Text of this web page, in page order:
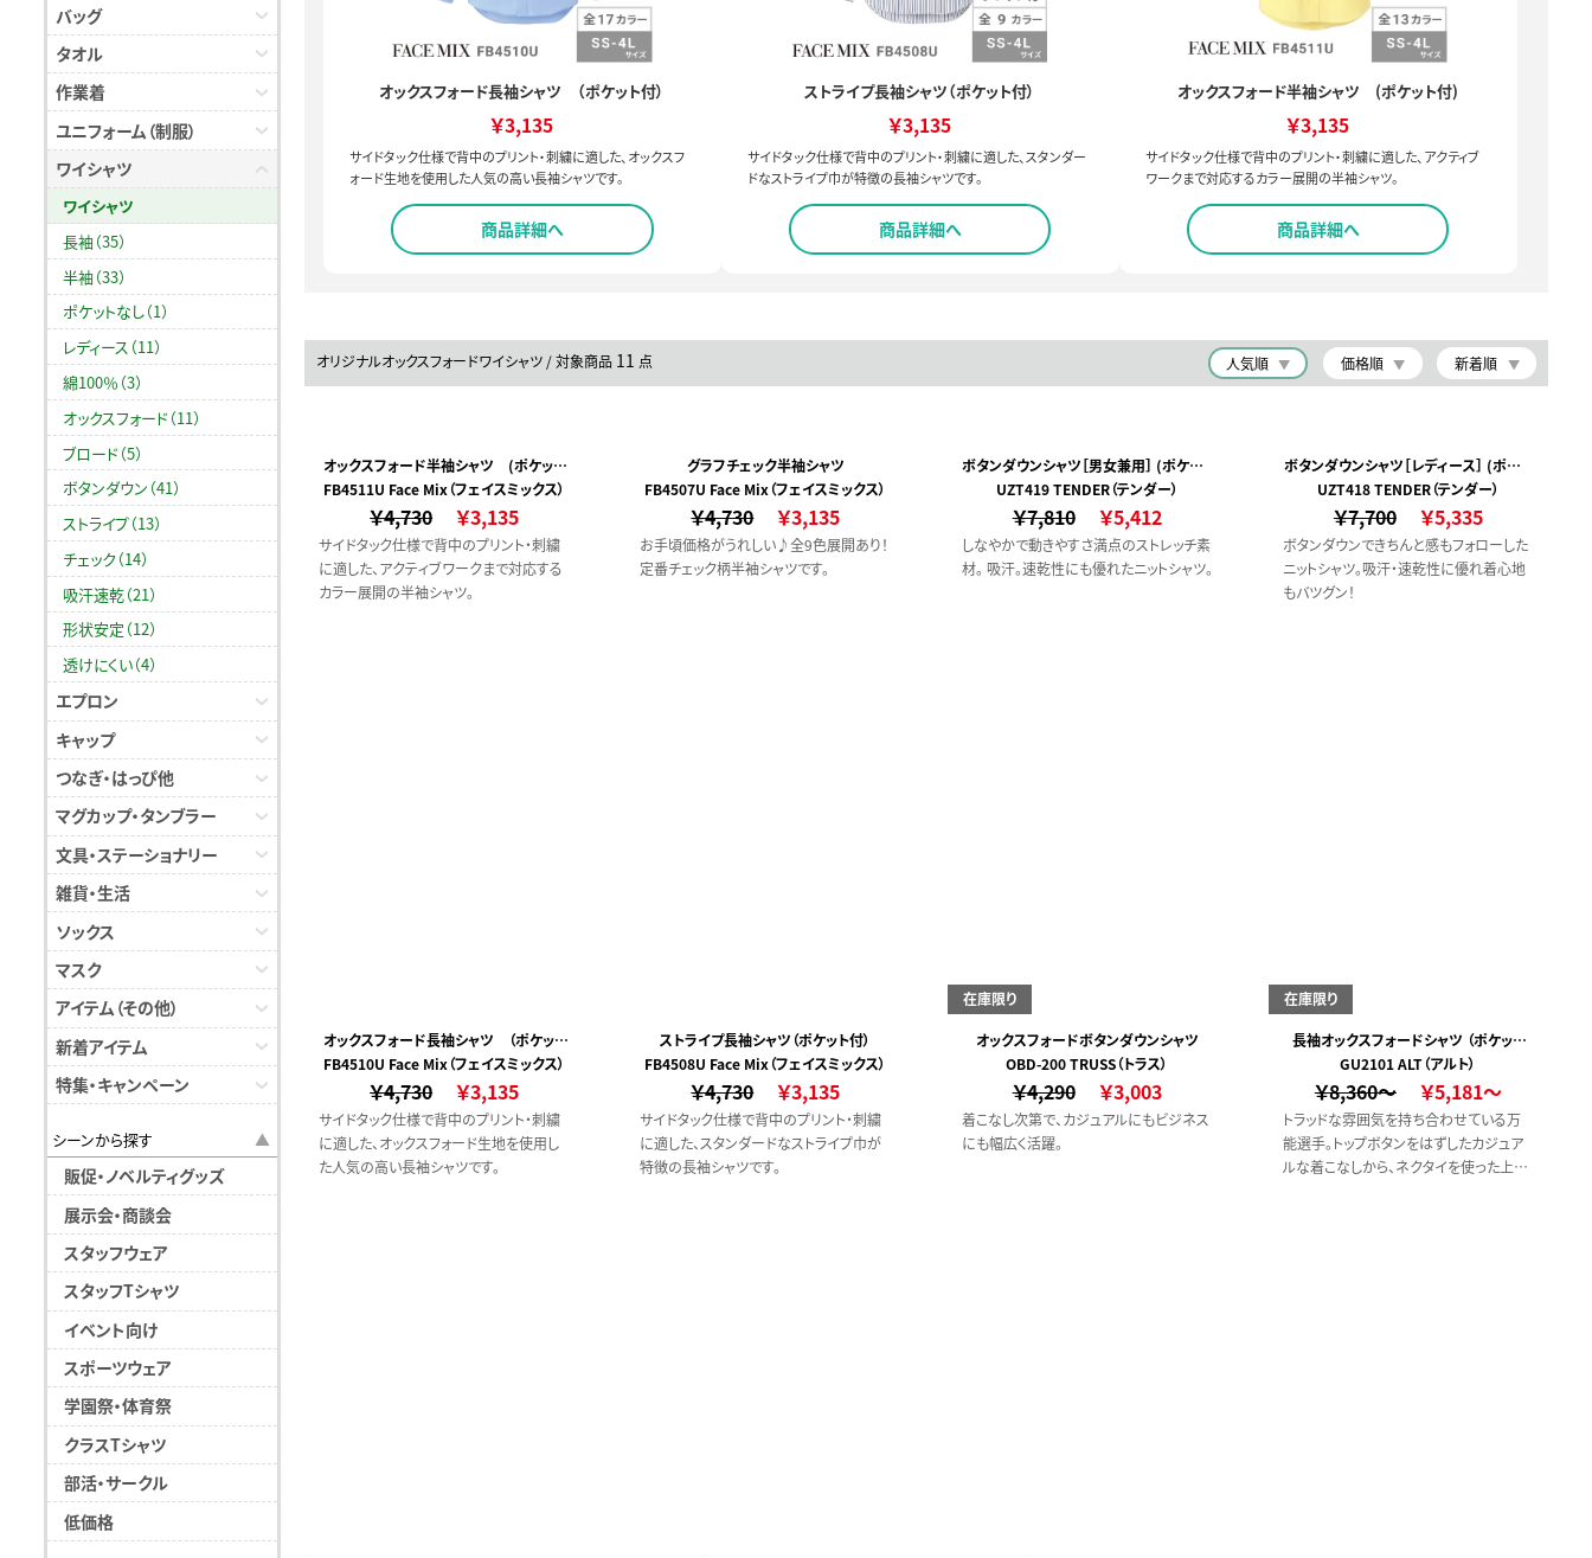
バッグ
タオル
作業着
ユニフォーム（制服）
ワイシャツ
ワイシャツ
長袖（35）
半袖（33）
ポケットなし（1）
レディース（11）
綿100％（3）
オックスフォード（11）
ブロード（5）
ボタンダウン（41）
ストライプ（13）
チェック（14）
吸汗速乾（21）
形状安定（12）
透けにくい（4）
エプロン
キャップ
つなぎ・はっぴ他
マグカップ・タンブラー
文具・ステーショナリー
雑貨・生活
ソックス
マスク
アイテム（その他）
新着アイテム
特集・キャンペーン
シーンから探す
販促・ノベルティグッズ
展示会・商談会
スタッフウェア
スタッフTシャツ
イベント向け
スポーツウェア
学園祭・体育祭
クラスTシャツ
部活・サークル
低価格
オックスフォード長袖シャツ （ポケット付）
￥3,135
サイドタック仕様で背中のプリント・刺繍に適した、オックスフ
ォード生地を使用した人気の高い長袖シャツです。
商品詳細へ
ストライプ長袖シャツ（ポケット付）
￥3,135
サイドタック仕様で背中のプリント・刺繍に適した、スタンダー
ドなストライプ巾が特徴の長袖シャツです。
商品詳細へ
オックスフォード半袖シャツ (ポケット付)
￥3,135
サイドタック仕様で背中のプリント・刺繍に適した、アクティブ
ワークまで対応するカラー展開の半袖シャツ。
商品詳細へ
オリジナルオックスフォードワイシャツ / 対象商品 11 点 人気順 価格順 新着順
オックスフォード半袖シャツ (ポケット
付)
FB4511U Face Mix（フェイスミックス）
￥4,730 ￥3,135
サイドタック仕様で背中のプリント・刺繍
に適した、アクティブワークまで対応する
カラー展開の半袖シャツ。
グラフチェック半袖シャツ
FB4507U Face Mix（フェイスミックス）
￥4,730 ￥3,135
お手頃価格がうれしい♪全9色展開あり！
定番チェック柄半袖シャツです。
ボタンダウンシャツ［男女兼用］ (ポケット
付)
UZT419 TENDER（テンダー）
￥7,810 ￥5,412
しなやかで動きやすさ満点のストレッチ素
材。 吸汗。速乾性にも優れたニットシャツ。
ボタンダウンシャツ［レディース］ (ポケッ
ト付)
UZT418 TENDER（テンダー）
￥7,700 ￥5,335
ボタンダウンできちんと感もフォローした
ニットシャツ。吸汗・速乾性に優れ着心地
もバツグン！
オックスフォード長袖シャツ （ポケット
付）
FB4510U Face Mix（フェイスミックス）
￥4,730 ￥3,135
サイドタック仕様で背中のプリント・刺繍
に適した、オックスフォード生地を使用し
た人気の高い長袖シャツです。
ストライプ長袖シャツ（ポケット付）
FB4508U Face Mix（フェイスミックス）
￥4,730 ￥3,135
サイドタック仕様で背中のプリント・刺繍
に適した、スタンダードなストライプ巾が
特徴の長袖シャツです。
在庫限り
オックスフォードボタンダウンシャツ
OBD-200 TRUSS（トラス）
￥4,290 ￥3,003
着こなし次第で、カジュアルにもビジネス
にも幅広く活躍。
在庫限り
長袖オックスフォードシャツ （ポケット
付）
GU2101 ALT（アルト）
￥8,360～ ￥5,181～
トラッドな雰囲気を持ち合わせている万
能選手。トップボタンをはずしたカジュア
ルな着こなしから、ネクタイを使った上品